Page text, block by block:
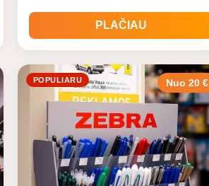
PLAČIAU
POPULIARU Nuo 20 €